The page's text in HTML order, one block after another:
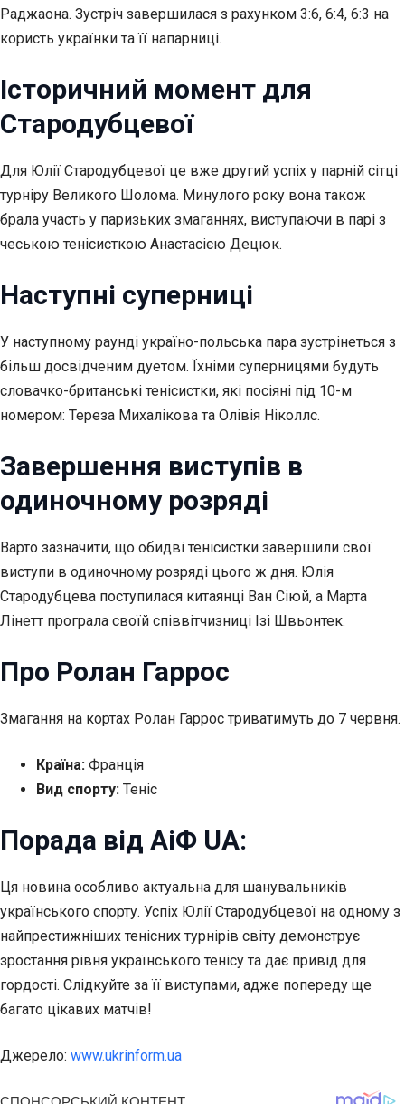
Раджаона. Зустріч завершилася з рахунком 3:6, 6:4, 6:3 на
користь українки та її напарниці.
Історичний момент для
Стародубцевої
Для Юлії Стародубцевої це вже другий успіх у парній сітці
турніру Великого Шолома. Минулого року вона також
брала участь у паризьких змаганнях, виступаючи в парі з
чеською тенісисткою Анастасією Децюк.
Наступні суперниці
У наступному раунді україно-польська пара зустрінеться з
більш досвідченим дуетом. Їхніми суперницями будуть
словачко-британські тенісистки, які посіяні під 10-м
номером: Тереза Михалікова та Олівія Ніколлс.
Завершення виступів в
одиночному розряді
Варто зазначити, що обидві тенісистки завершили свої
виступи в одиночному розряді цього ж дня. Юлія
Стародубцева поступилася китаянці Ван Сіюй, а Марта
Лінетт програла своїй співвітчизниці Ізі Швьонтек.
Про Ролан Гаррос
Змагання на кортах Ролан Гаррос триватимуть до 7 червня.
Країна: Франція
Вид спорту: Теніс
Порада від АіФ UA:
Ця новина особливо актуальна для шанувальників
українського спорту. Успіх Юлії Стародубцевої на одному з
найпрестижніших тенісних турнірів світу демонструє
зростання рівня українського тенісу та дає привід для
гордості. Слідкуйте за її виступами, адже попереду ще
багато цікавих матчів!
Джерело: www.ukrinform.ua